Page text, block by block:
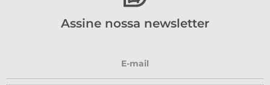
Assine nossa newsletter